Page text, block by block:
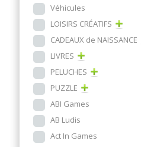
Véhicules
LOISIRS CRÉATIFS
CADEAUX de NAISSANCE
LIVRES
PELUCHES
PUZZLE
ABI Games
AB Ludis
Act In Games